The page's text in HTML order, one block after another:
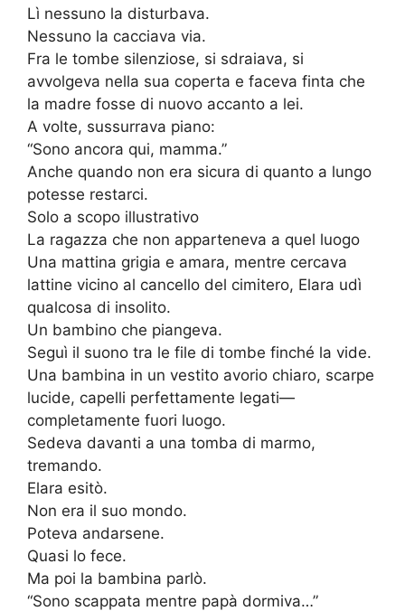
Lì nessuno la disturbava.
Nessuno la cacciava via.
Fra le tombe silenziose, si sdraiava, si
avvolgeva nella sua coperta e faceva finta che
la madre fosse di nuovo accanto a lei.
A volte, sussurrava piano:
“Sono ancora qui, mamma.”
Anche quando non era sicura di quanto a lungo
potesse restarci.
Solo a scopo illustrativo
La ragazza che non apparteneva a quel luogo
Una mattina grigia e amara, mentre cercava
lattine vicino al cancello del cimitero, Elara udì
qualcosa di insolito.
Un bambino che piangeva.
Seguì il suono tra le file di tombe finché la vide.
Una bambina in un vestito avorio chiaro, scarpe
lucide, capelli perfettamente legati—
completamente fuori luogo.
Sedeva davanti a una tomba di marmo,
tremando.
Elara esitò.
Non era il suo mondo.
Poteva andarsene.
Quasi lo fece.
Ma poi la bambina parlò.
“Sono scappata mentre papà dormiva…”